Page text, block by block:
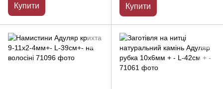
Купити Купити